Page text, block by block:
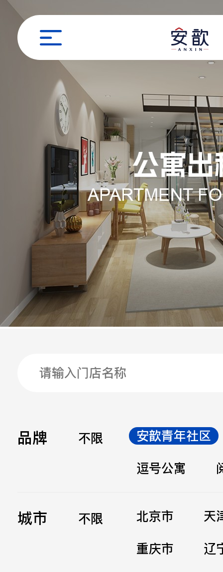
品牌 不限
安歆青年社区
逗号公寓
城市 不限 北京市
天
重庆市
辽
职位申请
姓名
手机
公司
邮箱
留言
立即提交